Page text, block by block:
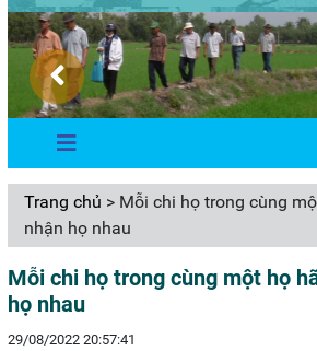
Trang chủ > Mỗi chi họ trong cùng
nhận họ nhau
Mỗi chi họ trong cùng một họ
họ nhau
29/08/2022 20:57:41